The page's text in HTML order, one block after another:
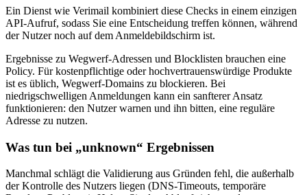
Ein Dienst wie Verimail kombiniert diese Checks in einem einzigen
API‑Aufruf, sodass Sie eine Entscheidung treffen können, während
der Nutzer noch auf dem Anmeldebildschirm ist.
Ergebnisse zu Wegwerf‑Adressen und Blocklisten brauchen eine
Policy. Für kostenpflichtige oder hochvertrauenswürdige Produkte
ist es üblich, Wegwerf‑Domains zu blockieren. Bei
niedrigschwelligen Anmeldungen kann ein sanfterer Ansatz
funktionieren: den Nutzer warnen und ihn bitten, eine reguläre
Adresse zu nutzen.
Was tun bei „unknown“ Ergebnissen
Manchmal schlägt die Validierung aus Gründen fehl, die außerhalb
der Kontrolle des Nutzers liegen (DNS‑Timeouts, temporäre